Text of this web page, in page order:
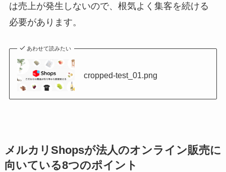
は売上が発生しないので、根気よく集客を続ける
必要があります。
あわせて読みたい
cropped-test_01.png
メルカリShopsが法人のオンライン販売に
向いている8つのポイント